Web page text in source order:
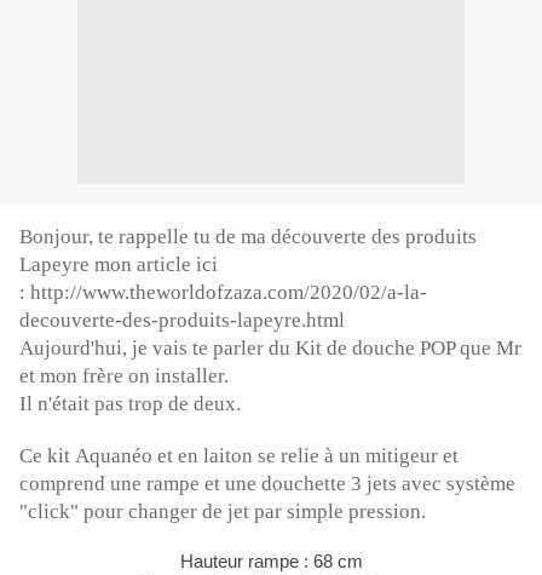
Bonjour, te rappelle tu de ma découverte des produits
Lapeyre mon article ici
: http://www.theworldofzaza.com/2020/02/a-la-
decouverte-des-produits-lapeyre.html
Aujourd'hui, je vais te parler du Kit de douche POP que Mr
et mon frère on installer.
Il n'était pas trop de deux.
Ce kit Aquanéo et en laiton se relie à un mitigeur et
comprend une rampe et une douchette 3 jets avec système
"click" pour changer de jet par simple pression.
Hauteur rampe : 68 cm